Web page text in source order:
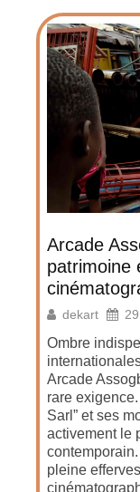
Arcade
patrimoine
dekart
Ombre
Arcade
rare
Sarl” et ses
activement le
pleine